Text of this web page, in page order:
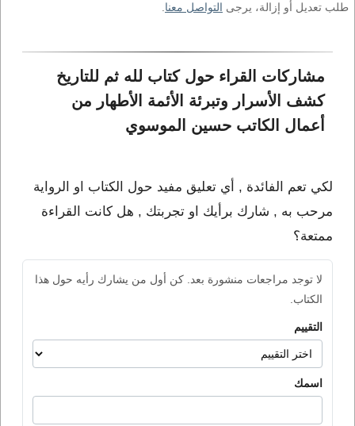
طلب تعديل أو إزالة، يرجى التواصل معنا
مشاركات القراء حول كتاب لله ثم للتاريخ
كشف الأسرار وتبرئة الأئمة الأطهار من
أعمال الكاتب حسين الموسوي
لكي تعم الفائدة , أي تعليق مفيد حول الكتاب او الرواية
مرحب به , شارك برأيك او تجربتك , هل كانت القراءة
ممتعة؟
لا توجد مراجعات منشورة بعد. كن أول من يشارك رأيه حول هذا
الكتاب.
التقييم
اسمك